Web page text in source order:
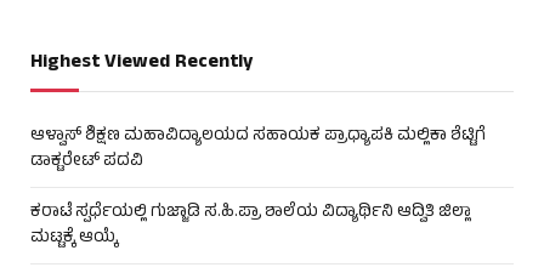
Highest Viewed Recently
ಆಳ್ವಾಸ್ ಶಿಕ್ಷಣ ಮಹಾವಿದ್ಯಾಲಯದ ಸಹಾಯಕ ಪ್ರಾಧ್ಯಾಪಕಿ ಮಲ್ಲಿಕಾ ಶೆಟ್ಟಿಗೆ
ಡಾಕ್ಟರೇಟ್ ಪದವಿ
ಕರಾಟೆ ಸ್ಪರ್ಧೆಯಲ್ಲಿ ಗುಜ್ಜಾಡಿ ಸ.ಹಿ.ಪ್ರಾ ಶಾಲೆಯ ವಿದ್ಯಾರ್ಥಿನಿ ಆದ್ವಿತಿ ಜಿಲ್ಲಾ
ಮಟ್ಟಕ್ಕೆ ಆಯ್ಕೆ